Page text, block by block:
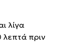
λίγα
λεπτά πριν